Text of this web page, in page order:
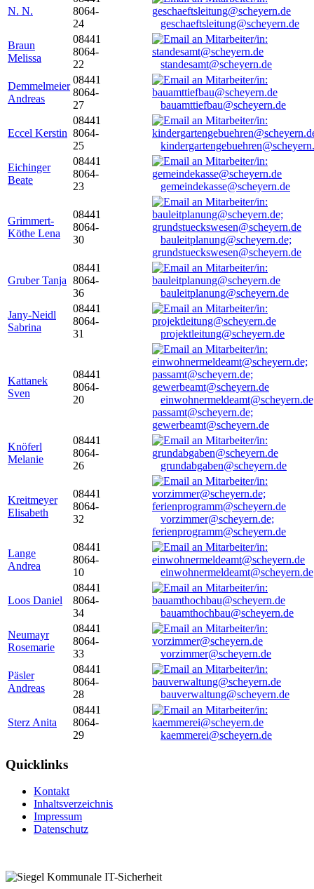
N. N.
8064-
24
geschaeftsleitung@scheyern.de
Braun
Melissa
08441
8064-
22
standesamt@scheyern.de
Demmelmeier
Andreas
08441
8064-
27
bauamttiefbau@scheyern.de
Eccel Kerstin
08441
8064-
25
Eichinger
Beate
08441
8064-
23
gemeindekasse@scheyern.de
Grimmert-
Köthe Lena
08441
8064-
30
bauleitplanung@scheyern.de;
grundstueckswesen@scheyern.de
Gruber Tanja
08441
8064-
36
bauleitplanung@scheyern.de
Jany-Neidl
Sabrina
08441
8064-
31
projektleitung@scheyern.de
Kattanek
Sven
08441
8064-
20
passamt@scheyern.de;
gewerbeamt@scheyern.de
Knöferl
Melanie
08441
8064-
26
grundabgaben@scheyern.de
Kreitmeyer
Elisabeth
08441
8064-
32
vorzimmer@scheyern.de;
ferienprogramm@scheyern.de
Lange
Andrea
08441
8064-
10
einwohnermeldeamt@scheyern.de
Loos Daniel
08441
8064-
34
bauamthochbau@scheyern.de
Neumayr
Rosemarie
08441
8064-
33
vorzimmer@scheyern.de
Päsler
Andreas
08441
8064-
28
bauverwaltung@scheyern.de
Sterz Anita
08441
8064-
29
kaemmerei@scheyern.de
Quicklinks
Kontakt
Inhaltsverzeichnis
Impressum
Datenschutz